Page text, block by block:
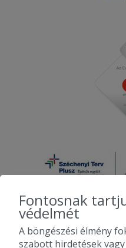
2010-2026 Copyright -
Fontosnak
védelmét
A böngészési élmény
szabott hirdetések